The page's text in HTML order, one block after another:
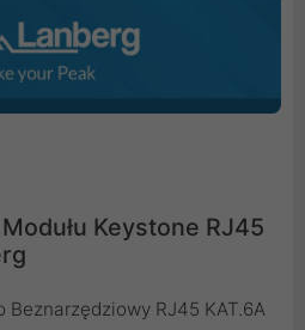
Keystone RJ45
Beznarzędziowy RJ45 KAT.6A